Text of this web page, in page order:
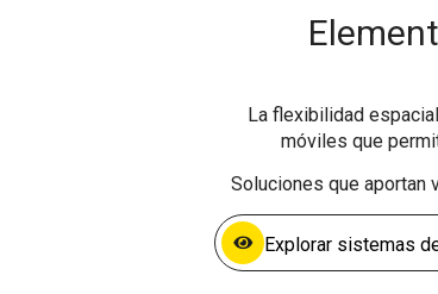
La flexibilidad
móviles que
Soluciones que
Explorar sistemas